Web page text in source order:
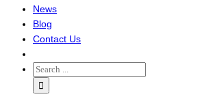
News
Blog
Contact Us